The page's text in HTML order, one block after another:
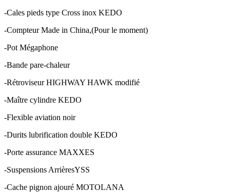
-Cales pieds type Cross inox KEDO
-Compteur Made in China,(Pour le moment)
-Pot Mégaphone
-Bande pare-chaleur
-Rétroviseur HIGHWAY HAWK modifié
-Maître cylindre KEDO
-Flexible aviation noir
-Durits lubrification double KEDO
-Porte assurance MAXXES
-Suspensions ArrièresYSS
-Cache pignon ajouré MOTOLANA